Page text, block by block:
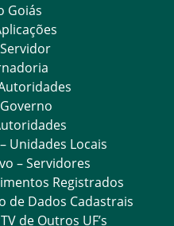
Goiás
Unidades Locais
– Servidores
Registrados
de Dados Cadastrais
de Outros UF’s